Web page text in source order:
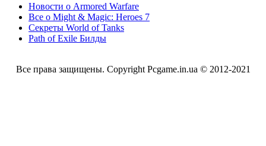
Новости о Armored Warfare
Все о Might & Magic: Heroes 7
Секреты World of Tanks
Path of Exile Билды
Все права защищены. Copyright Pcgame.in.ua © 2012-2021